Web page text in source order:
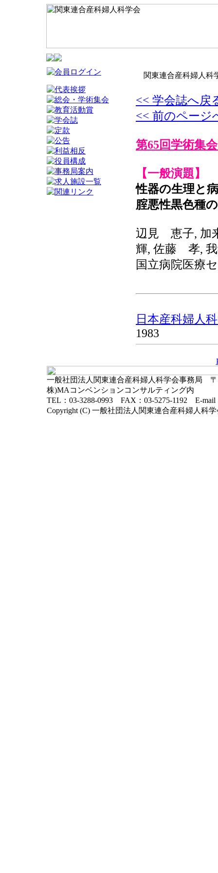
関東連合産科婦人科
<< 学会誌へ戻
<< 前のページ
第65回学術集会
【一般演題】
性器の生理と
腟悪性黒色種
辺見 恵子,
輝, 佐藤 孝,
国立病院医療
日本産科婦人
1983
一般社団法人関東連合産科婦人科学会事務局 〒
株)MAコンベンションコンサルティング内
TEL：03-3288-0993 FAX：03-5275-1192 E-mail
Copyright (C) 一般社団法人関東連合産科婦人科